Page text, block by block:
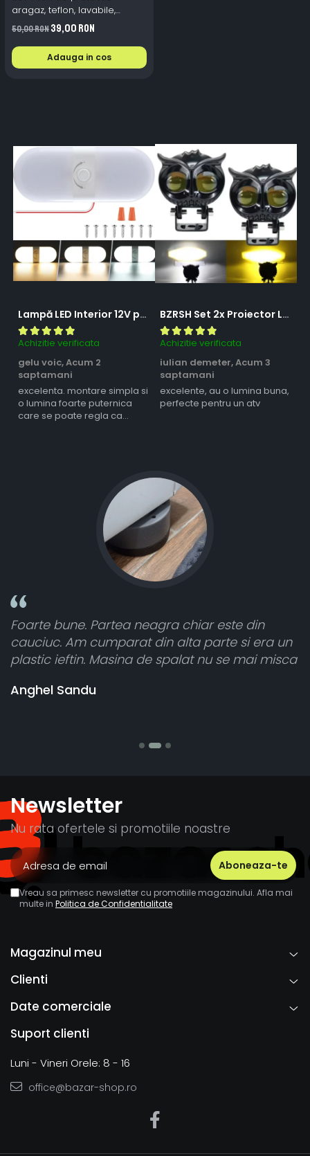
aragaz, teflon, lavabile,
reutilizabile, Negru/Gri
50,00 RON39,00 RON
Adauga in cos
Lampă LED Interior 12V pentru Dubă, Camper și Rulotă - 180LED, 33 cm, 3 Temperaturii de Culoare, Intensitate Reglabilă, Iluminare Compartiment Marfă
Achizitie verificata
gelu voic,Acum 2
saptamani
excelenta. montare simpla si
o lumina foarte puternica
care se poate regla ca
BZRSH Set 2x Proiector LED Bufnita 50W Lupa 2 Faze Alb-Galben 12-24V Moto ATV
Achizitie verificata
iulian demeter,Acum 3
saptamani
excelente, au o lumina buna,
perfecte pentru un atv
chiar este din
din alta parte si era un
spalat nu se mai misca
Toate sunt foarte
atât de bine în curtea
cele 8 bucati dar una nu
Newsletter
Nu rata ofertele si promotiile noastre
Vreau sa primesc newsletter cu promotiile magazinului. Afla mai
multe in Politica de Confidentialitate
Magazinul meu
Clienti
Date comerciale
Suport clienti
Luni - Vineri Orele: 8 - 16
office@bazar-shop.ro